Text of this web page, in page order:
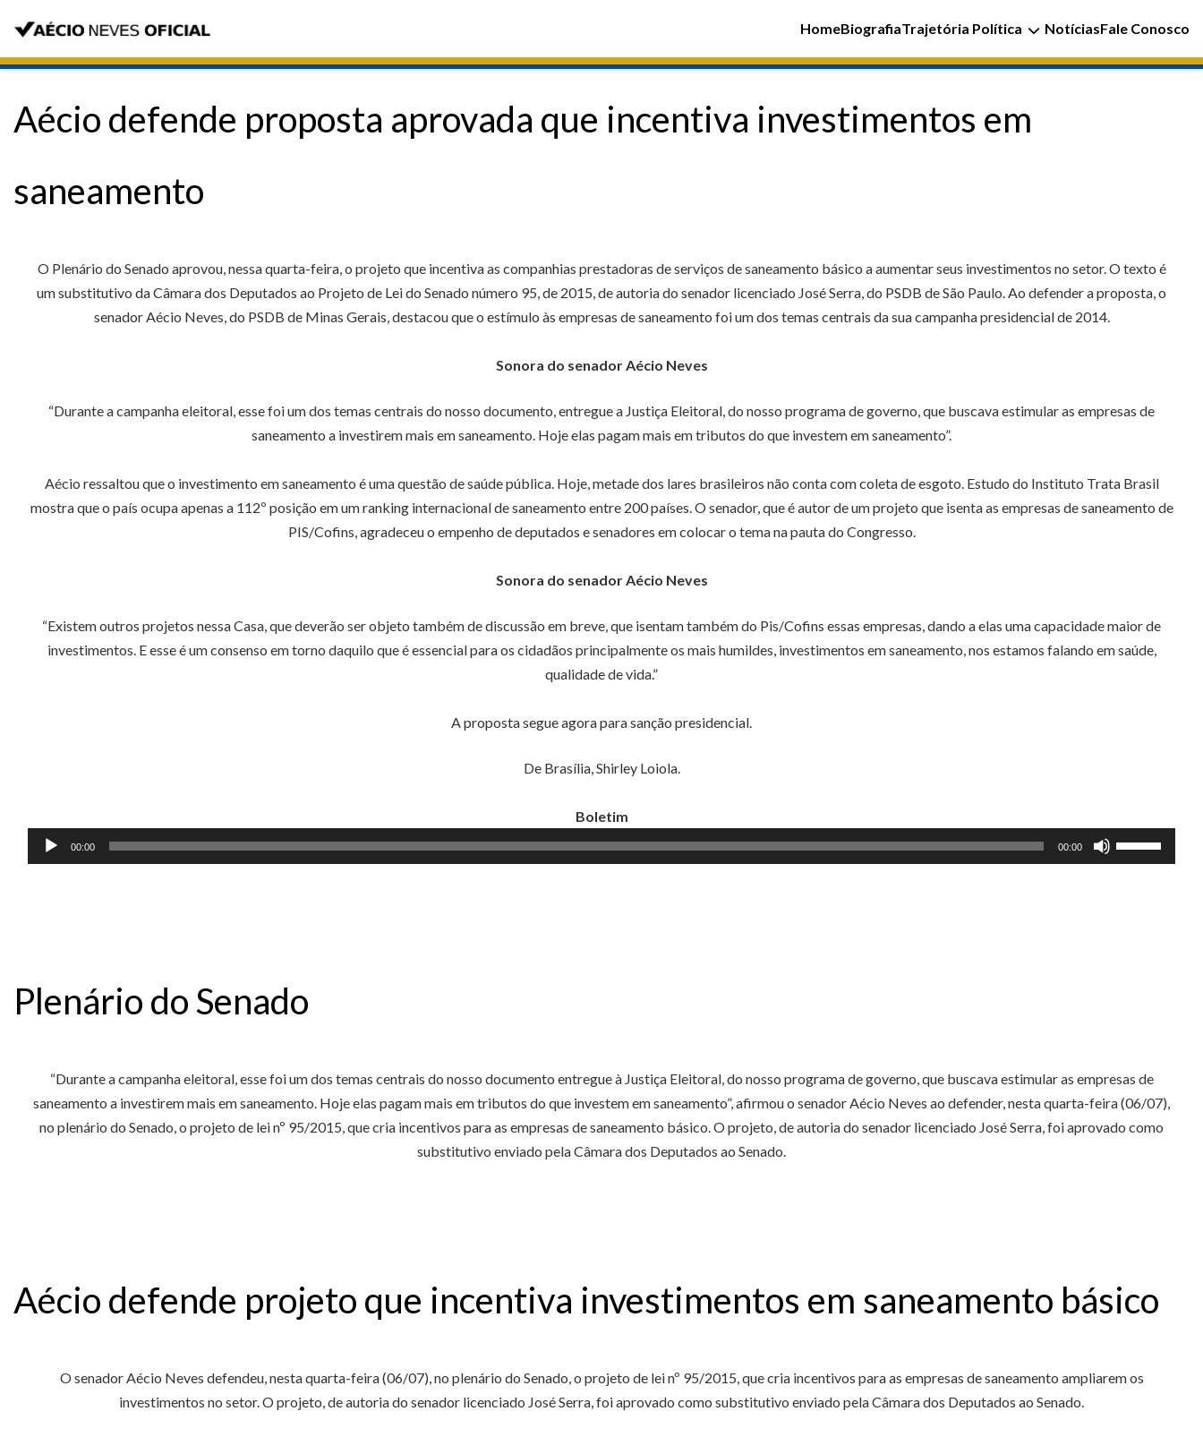
HomeBiografiaTrajetória Política NotíciasFale Conosco
Aécio defende proposta aprovada que incentiva investimentos em
saneamento
O Plenário do Senado aprovou, nessa quarta-feira, o projeto que incentiva as companhias prestadoras de serviços de saneamento básico a aumentar seus investimentos no setor. O texto é
um substitutivo da Câmara dos Deputados ao Projeto de Lei do Senado número 95, de 2015, de autoria do senador licenciado José Serra, do PSDB de São Paulo. Ao defender a proposta, o
senador Aécio Neves, do PSDB de Minas Gerais, destacou que o estímulo às empresas de saneamento foi um dos temas centrais da sua campanha presidencial de 2014.
Sonora do senador Aécio Neves
“Durante a campanha eleitoral, esse foi um dos temas centrais do nosso documento, entregue a Justiça Eleitoral, do nosso programa de governo, que buscava estimular as empresas de
saneamento a investirem mais em saneamento. Hoje elas pagam mais em tributos do que investem em saneamento”.
Aécio ressaltou que o investimento em saneamento é uma questão de saúde pública. Hoje, metade dos lares brasileiros não conta com coleta de esgoto. Estudo do Instituto Trata Brasil
mostra que o país ocupa apenas a 112º posição em um ranking internacional de saneamento entre 200 países. O senador, que é autor de um projeto que isenta as empresas de saneamento de
PIS/Cofins, agradeceu o empenho de deputados e senadores em colocar o tema na pauta do Congresso.
Sonora do senador Aécio Neves
“Existem outros projetos nessa Casa, que deverão ser objeto também de discussão em breve, que isentam também do Pis/Cofins essas empresas, dando a elas uma capacidade maior de
investimentos. E esse é um consenso em torno daquilo que é essencial para os cidadãos principalmente os mais humildes, investimentos em saneamento, nos estamos falando em saúde,
qualidade de vida.”
A proposta segue agora para sanção presidencial.
De Brasília, Shirley Loiola.
Boletim
Tocador
de
00:00 00:00
Use
as
ou
diminuir
o
Plenário do Senado
“Durante a campanha eleitoral, esse foi um dos temas centrais do nosso documento entregue à Justiça Eleitoral, do nosso programa de governo, que buscava estimular as empresas de
saneamento a investirem mais em saneamento. Hoje elas pagam mais em tributos do que investem em saneamento”, afirmou o senador Aécio Neves ao defender, nesta quarta-feira (06/07),
no plenário do Senado, o projeto de lei nº 95/2015, que cria incentivos para as empresas de saneamento básico. O projeto, de autoria do senador licenciado José Serra, foi aprovado como
substitutivo enviado pela Câmara dos Deputados ao Senado.
Aécio defende projeto que incentiva investimentos em saneamento básico
O senador Aécio Neves defendeu, nesta quarta-feira (06/07), no plenário do Senado, o projeto de lei nº 95/2015, que cria incentivos para as empresas de saneamento ampliarem os
investimentos no setor. O projeto, de autoria do senador licenciado José Serra, foi aprovado como substitutivo enviado pela Câmara dos Deputados ao Senado.